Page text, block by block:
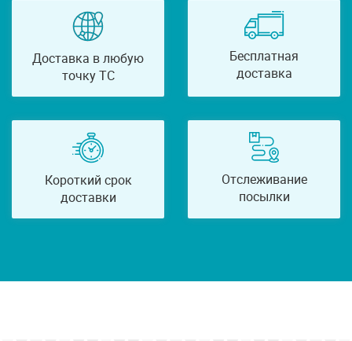
Доставка в любую
точку ТС
Бесплатная
доставка
Короткий срок
доставки
Отслеживание
посылки